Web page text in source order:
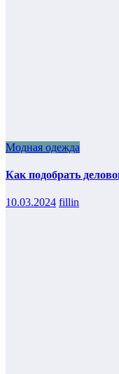
Модная одежда
Как подобрать
10.03.2024 fillin